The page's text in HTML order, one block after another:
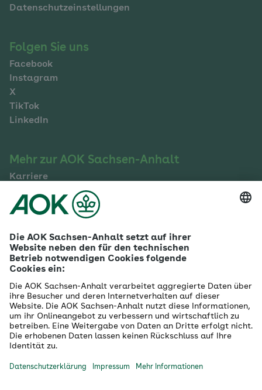
Datenschutzeinstellungen
Folgen Sie uns
Facebook
Instagram
X
TikTok
LinkedIn
Mehr zur AOK Sachsen-Anhalt
Karriere
Betriebliches Gesundheitsmanagement
Gesundheitspartner
Betreuer- & Bevollmächtigte
Die AOK - Wir über uns
Innovationsportal
Presse
Selbsthilfe
Selbstverwaltung
Ihre AOK Sachsen-Anhalt vor Ort